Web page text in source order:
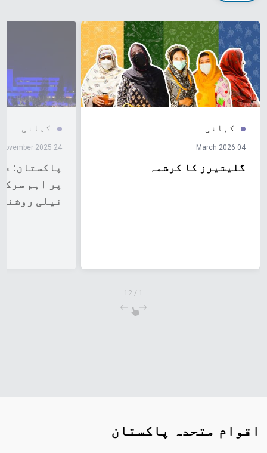
کہانی
04 March 2026
گلیشیرز کا کرشمہ
کہانی
24 November 2025
پاکستان:
پر اہم
نیلی
1
/
12
اقوام متحدہ پاکستان